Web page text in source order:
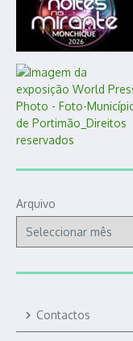
Arquivo
Contactos